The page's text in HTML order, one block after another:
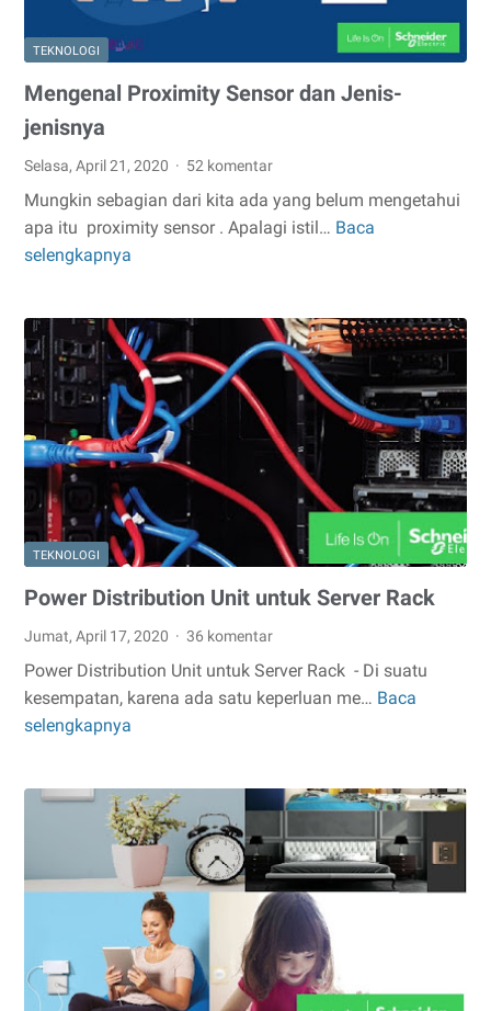
TEKNOLOGI
Mengenal Proximity Sensor dan Jenis-
jenisnya
Selasa, April 21, 2020 52 komentar
Mungkin sebagian dari kita ada yang belum mengetahui
apa itu proximity sensor . Apalagi istil… Baca
selengkapnya
Mengenal
dan
Jenis-
jenisnya
TEKNOLOGI
Power Distribution Unit untuk Server Rack
Jumat, April 17, 2020 36 komentar
Power Distribution Unit untuk Server Rack - Di suatu
kesempatan, karena ada satu keperluan me… Baca
selengkapnya
Power
untuk
Server
Rack